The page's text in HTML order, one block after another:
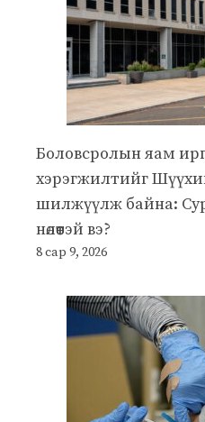
Боловсролын яам
хэрэгжилтийг
шилжүүлж байна:
нөлөөтэй вэ?
8 сар 9, 2026